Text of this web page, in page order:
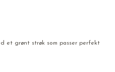
et grønt strøk som passer perfekt